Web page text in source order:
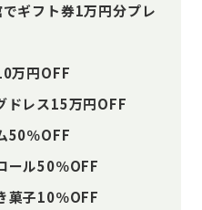
でギフト券1万円分プレ
万円OFF
15万円OFF
OFF
50％OFF
10％OFF